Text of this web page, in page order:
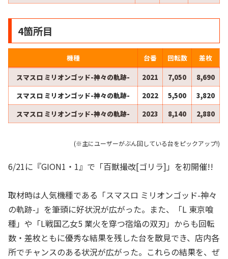
4箇所目
機種 台番 回転数
差枚
スマスロ ミリオンゴッド-神々の軌跡-
2021 7,050
8,690
スマスロ ミリオンゴッド-神々の軌跡-
2022 5,500
3,820
スマスロ ミリオンゴッド-神々の軌跡-
2023 8,140 2,880
(※主にユーザーがぶん回している台をピックアップ!)
6/21に『GION1・1』で「百獣撮改[ゴリラ]」を初開催!!
取材時は人気機種である「スマスロ ミリオンゴッド-神々
の軌跡-」を筆頭に好状況が広がった。また、「L 東京喰
種」や「L戦国乙女5 業火を穿つ宿焔の双刃」からも回転
数・差枚ともに優秀な結果を残した台を散見でき、店内各
所でチャンスのある状況が広がった。これらの結果を、ぜ